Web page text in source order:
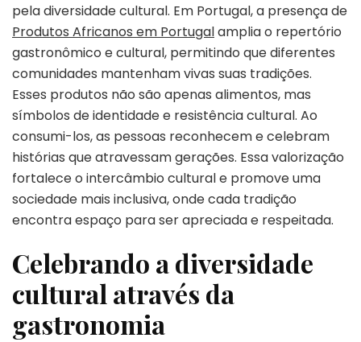
pela diversidade cultural. Em Portugal, a presença de
Produtos Africanos em Portugalamplia o repertório
gastronômico e cultural, permitindo que diferentes
comunidades mantenham vivas suas tradições.
Esses produtos não são apenas alimentos, mas
símbolos de identidade e resistência cultural. Ao
consumi-los, as pessoas reconhecem e celebram
histórias que atravessam gerações. Essa valorização
fortalece o intercâmbio cultural e promove uma
sociedade mais inclusiva, onde cada tradição
encontra espaço para ser apreciada e respeitada.
Celebrando a diversidade
cultural através da
gastronomia